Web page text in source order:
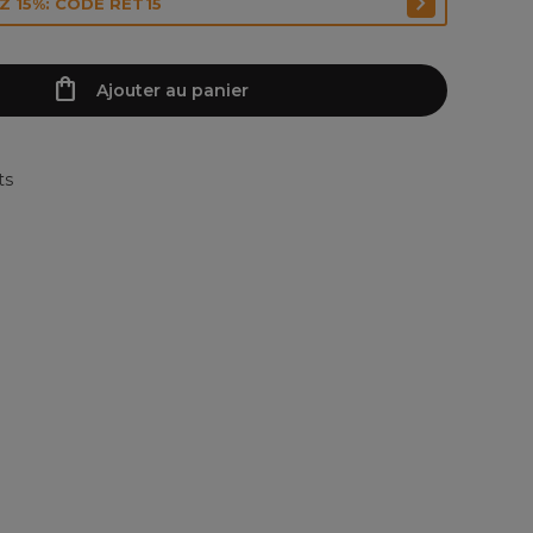
Ajouter au panier